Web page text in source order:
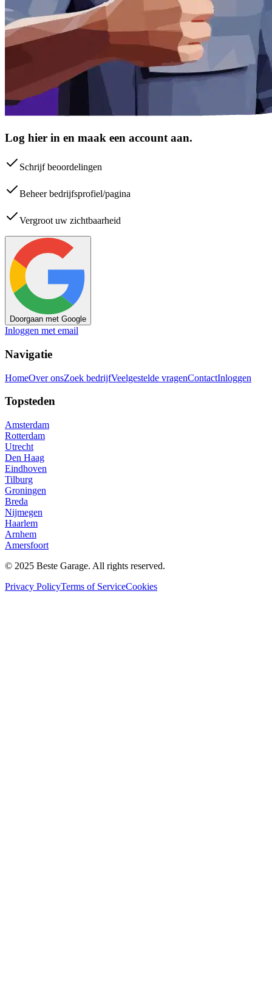
Log hier in en maak een account aan.
Schrijf beoordelingen
Beheer bedrijfsprofiel/pagina
Vergroot uw zichtbaarheid
Doorgaan met Google
Inloggen met email
Navigatie
HomeOver onsZoek bedrijfVeelgestelde vragenContactInloggen
Topsteden
Amsterdam
Rotterdam
Utrecht
Den Haag
Eindhoven
Tilburg
Groningen
Breda
Nijmegen
Haarlem
Arnhem
Amersfoort
© 2025 Beste Garage. All rights reserved.
Privacy PolicyTerms of ServiceCookies